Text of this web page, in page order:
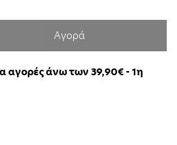
Αγορά
αγορές άνω των 39,90€ - 1η